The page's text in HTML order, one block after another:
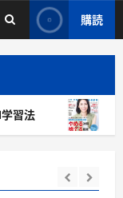
購読
日経ウーマン